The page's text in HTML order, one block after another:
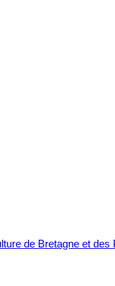
de Bretagne et